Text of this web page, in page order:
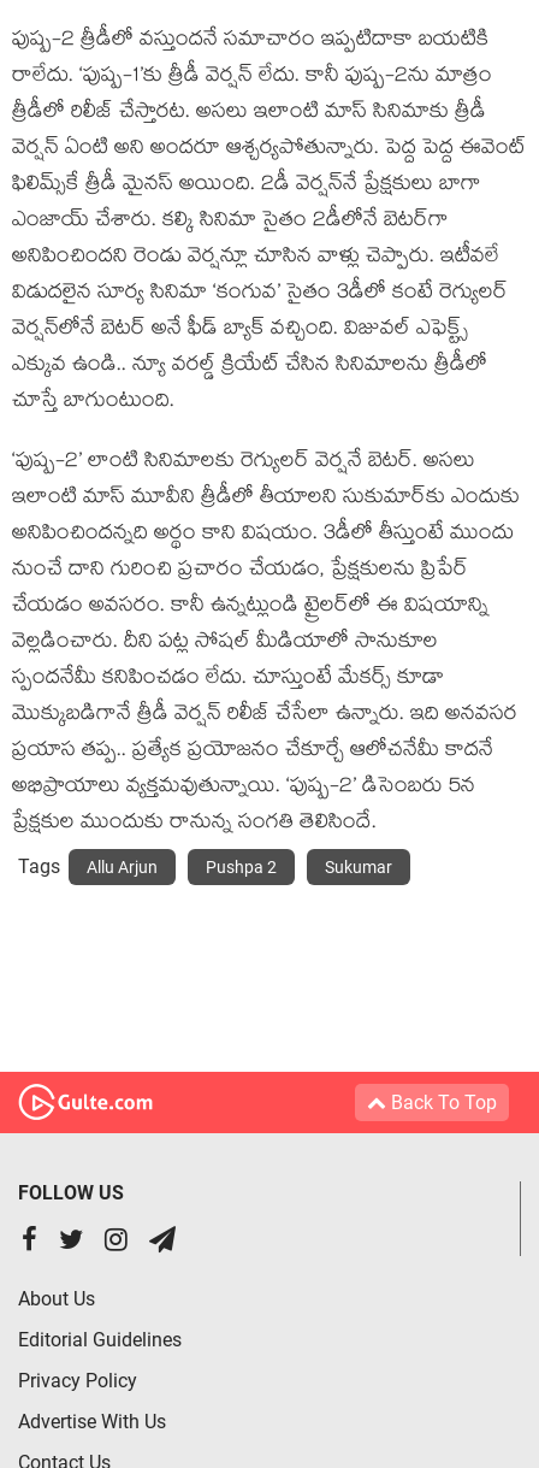
పుష్ప-2 త్రీడీలో వస్తుందనే సమాచారం ఇప్పటిదాకా బయటికి
రాలేదు. ‘పుష్ప-1’కు త్రీడీ వెర్షన్ లేదు. కానీ పుష్ప-2ను మాత్రం
త్రీడీలో రిలీజ్ చేస్తారట. అసలు ఇలాంటి మాస్ సినిమాకు త్రీడీ
వెర్షన్ ఏంటి అని అందరూ ఆశ్చర్యపోతున్నారు. పెద్ద పెద్ద ఈవెంట్
ఫిలిమ్స్‌కే త్రీడీ మైనస్ అయింది. 2డీ వెర్షన్‌నే ప్రేక్షకులు బాగా
ఎంజాయ్ చేశారు. కల్కి సినిమా సైతం 2డీలోనే బెటర్‌గా
అనిపించిందని రెండు వెర్షన్లూ చూసిన వాళ్లు చెప్పారు. ఇటీవలే
విడుదలైన సూర్య సినిమా ‘కంగువ’ సైతం 3డీలో కంటే రెగ్యులర్
వెర్షన్‌లోనే బెటర్ అనే ఫీడ్ బ్యాక్ వచ్చింది. విజువల్ ఎఫెక్ట్స్
ఎక్కువ ఉండి.. న్యూ వరల్డ్ క్రియేట్ చేసిన సినిమాలను త్రీడీలో
చూస్తే బాగుంటుంది.
‘పుష్ప-2’ లాంటి సినిమాలకు రెగ్యులర్ వెర్షనే బెటర్. అసలు
ఇలాంటి మాస్ మూవీని త్రీడీలో తీయాలని సుకుమార్‌కు ఎందుకు
అనిపించిందన్నది అర్థం కాని విషయం. 3డీలో తీస్తుంటే ముందు
నుంచే దాని గురించి ప్రచారం చేయడం, ప్రేక్షకులను ప్రిపేర్
చేయడం అవసరం. కానీ ఉన్నట్లుండి ట్రైలర్‌లో ఈ విషయాన్ని
వెల్లడించారు. దీని పట్ల సోషల్ మీడియాలో సానుకూల
స్పందనేమీ కనిపించడం లేదు. చూస్తుంటే మేకర్స్ కూడా
మొక్కుబడిగానే త్రీడీ వెర్షన్ రిలీజ్ చేసేలా ఉన్నారు. ఇది అనవసర
ప్రయాస తప్ప.. ప్రత్యేక ప్రయోజనం చేకూర్చే ఆలోచనేమీ కాదనే
అభిప్రాయాలు వ్యక్తమవుతున్నాయి. ‘పుష్ప-2’ డిసెంబరు 5న
ప్రేక్షకుల ముందుకు రానున్న సంగతి తెలిసిందే.
Tags Allu Arjun Pushpa 2 Sukumar
Back To Top
FOLLOW US
About Us
Editorial Guidelines
Privacy Policy
Advertise With Us
Contact Us